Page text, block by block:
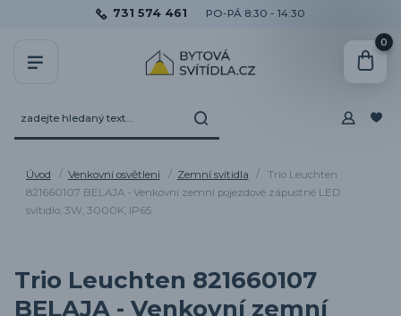
731 574 461 PO-PÁ 8:30 - 14:30
0
Úvod Venkovní osvětlení Zemní svítidla
Trio Leuchten
821660107 BELAJA - Venkovní zemní pojezdové zápustné LED
svítidlo, 3W, 3000K, IP65
Trio Leuchten 821660107
BELAJA - Venkovní zemní